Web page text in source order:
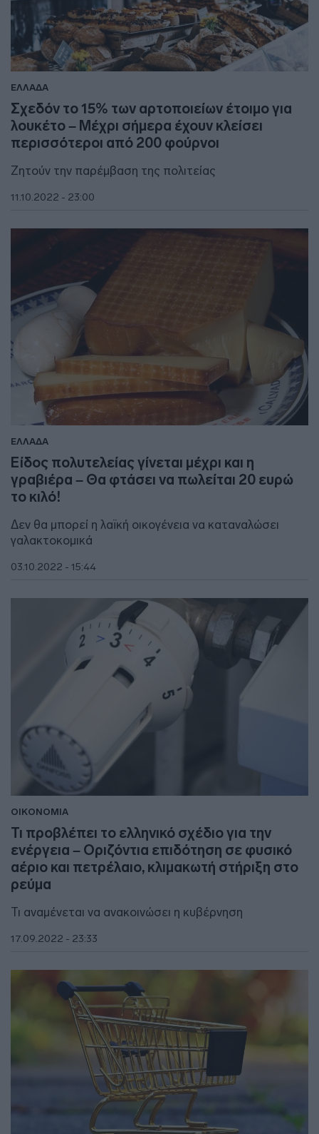
ΕΛΛΑΔΑ
Σχεδόν το 15% των αρτοποιείων έτοιμο για
λουκέτο – Μέχρι σήμερα έχουν κλείσει
περισσότεροι από 200 φούρνοι
Ζητούν την παρέμβαση της πολιτείας
11.10.2022 - 23:00
ΕΛΛΑΔΑ
Είδος πολυτελείας γίνεται μέχρι και η
γραβιέρα – Θα φτάσει να πωλείται 20 ευρώ
το κιλό!
Δεν θα μπορεί η λαϊκή οικογένεια να καταναλώσει
γαλακτοκομικά
03.10.2022 - 15:44
ΟΙΚΟΝΟΜΙΑ
Τι προβλέπει το ελληνικό σχέδιο για την
ενέργεια – Οριζόντια επιδότηση σε φυσικό
αέριο και πετρέλαιο, κλιμακωτή στήριξη στο
ρεύμα
Τι αναμένεται να ανακοινώσει η κυβέρνηση
17.09.2022 - 23:33